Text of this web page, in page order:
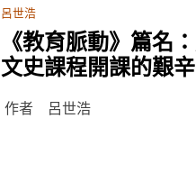
呂世浩
《教育脈動》篇名
文史課程開課的艱
作者 呂世浩